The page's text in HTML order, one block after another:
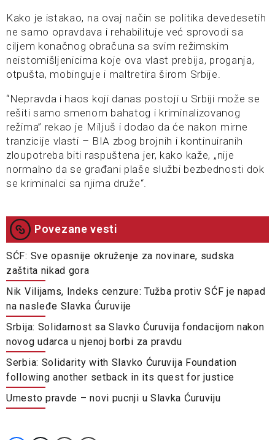
Kako je istakao, na ovaj način se politika devedesetih
ne samo opravdava i rehabilituje već sprovodi sa
ciljem konačnog obračuna sa svim režimskim
neistomišljenicima koje ova vlast prebija, proganja,
otpušta, mobinguje i maltretira širom Srbije.
“Nepravda i haos koji danas postoji u Srbiji može se
rešiti samo smenom bahatog i kriminalizovanog
režima” rekao je Miljuš i dodao da će nakon mirne
tranzicije vlasti – BIA zbog brojnih i kontinuiranih
zloupotreba biti raspuštena jer, kako kaže, „nije
normalno da se građani plaše službi bezbednosti dok
se kriminalci sa njima druže“.
Povezane vesti
SĆF: Sve opasnije okruženje za novinare, sudska
zaštita nikad gora
Nik Vilijams, Indeks cenzure: Tužba protiv SĆF je napad
na nasleđe Slavka Ćuruvije
Srbija: Solidarnost sa Slavko Ćuruvija fondacijom nakon
novog udarca u njenoj borbi za pravdu
Serbia: Solidarity with Slavko Ćuruvija Foundation
following another setback in its quest for justice
Umesto pravde – novi pucnji u Slavka Ćuruviju